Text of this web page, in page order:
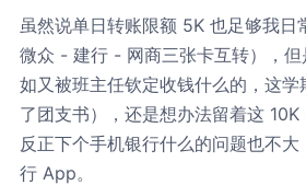
虽然说单日转账限额 5K 也足够我日
微众 - 建行 - 网商三张卡互转），但
如又被班主任钦定收钱什么的，这
了团支书），还是想办法留着这
反正下个手机银行什么的问题也不
行 App。